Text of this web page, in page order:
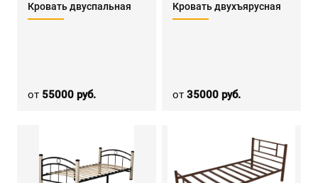
Кровать двуспальная
от 55000 руб.
Кровать двухъярусная
от35000 руб.